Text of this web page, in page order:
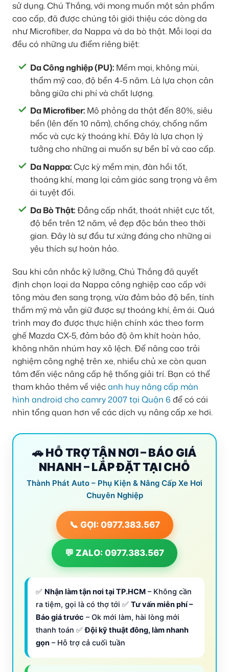
sử dụng. Chú Thắng, với mong muốn một sản phẩm
cao cấp, đã được chúng tôi giới thiệu các dòng da
như Microfiber, da Nappa và da bò thật. Mỗi loại da
đều có những ưu điểm riêng biệt:
Da Công nghiệp (PU): Mềm mại, không mùi,
thẩm mỹ cao, độ bền 4-5 năm. Là lựa chọn cân
bằng giữa chi phí và chất lượng.
Da Microfiber: Mô phỏng da thật đến 80%, siêu
bền (lên đến 10 năm), chống cháy, chống nấm
mốc và cực kỳ thoáng khí. Đây là lựa chọn lý
tưởng cho những ai muốn sự bền bỉ và cao cấp.
Da Nappa:Cực kỳ mềm mịn, đàn hồi tốt,
thoáng khí, mang lại cảm giác sang trọng và êm
ái tuyệt đối.
Da Bò Thật:Đẳng cấp nhất, thoát nhiệt cực tốt,
độ bền trên 12 năm, vẻ đẹp độc bản theo thời
gian. Đây là sự đầu tư xứng đáng cho những ai
yêu thích sự hoàn hảo.
Sau khi cân nhắc kỹ lưỡng, Chú Thắng đã quyết
định chọn loại da Nappa công nghiệp cao cấp với
tông màu đen sang trọng, vừa đảm bảo độ bền, tính
thẩm mỹ mà vẫn giữ được sự thoáng khí, êm ái. Quá
trình may đo được thực hiện chính xác theo form
ghế Mazda CX-5, đảm bảo độ ôm khít hoàn hảo,
không nhăn nhúm hay xô lệch. Để nâng cao trải
nghiệm công nghệ trên xe, nhiều chủ xe còn quan
tâm đến việc nâng cấp hệ thống giải trí. Bạn có thể
tham khảo thêm về việcanh huy nâng cấp màn
hình android cho camry 2007 tại Quận 6 để có cái
nhìn tổng quan hơn về các dịch vụ nâng cấp xe hơi.
🚗 HỖ TRỢ TẬN NƠI – BÁO GIÁ
NHANH – LẮP ĐẶT TẠI CHỖ
Thành Phát Auto – Phụ Kiện & Nâng Cấp Xe Hơi
Chuyên Nghiệp
📞 GỌI: 0977.383.567
💬 ZALO: 0977.383.567
✅ Nhận làm tận nơi tại TP.HCM – Không cần
ra tiệm, gọi là có thợ tới ✅ Tư vấn miễn phí –
Báo giá trước – Ok mới làm, hài lòng mới
thanh toán ✅Đội kỹ thuật đông, làm nhanh
gọn – Hỗ trợ cả cuối tuần